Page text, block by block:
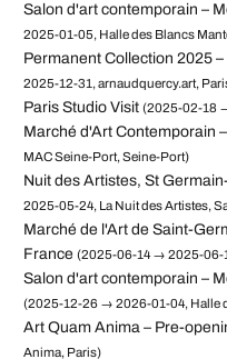
Salon d'art contemporain –
2025-01-05, Halle des Blancs
Permanent Collection 2025
2025-12-31, arnaudquercy.art,
Paris Studio Visit (2025-02-18
Marché d'Art Contemporain
MAC Seine-Port, Seine-Port)
Nuit des Artistes, St
2025-05-24, La Nuit des Artistes,
Marché de l'Art de Saint-
France (2025-06-14 → 2025-06-
Salon d'art contemporain –
(2025-12-26 → 2026-01-04, Halle
Art Quam Anima – Pre-
Anima, Paris)